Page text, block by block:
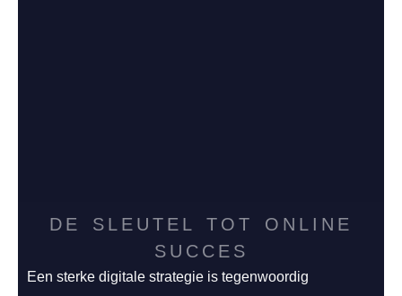
DE SLEUTEL TOT ONLINE
SUCCES
Een sterke digitale strategie is tegenwoordig